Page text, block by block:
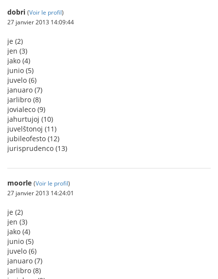
dobri (Voir le profil)
27 janvier 2013 14:09:44
je (2)
jen (3)
jako (4)
junio (5)
juvelo (6)
januaro (7)
jarlibro (8)
jovialeco (9)
jahurtujoj (10)
juvelŝtonoj (11)
jubileofesto (12)
jurisprudenco (13)
moorle (Voir le profil)
27 janvier 2013 14:24:01
je (2)
jen (3)
jako (4)
junio (5)
juvelo (6)
januaro (7)
jarlibro (8)